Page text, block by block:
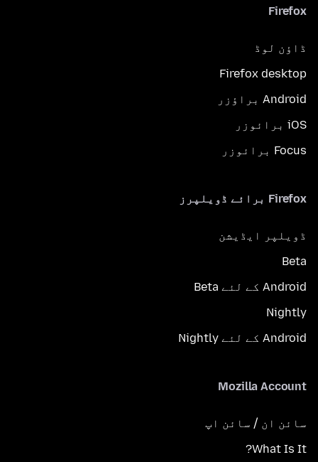
Firefox
ڈاؤن لوڈ
Firefox desktop
Android براؤزر
iOS برائوزر
Focus برائوزر
Firefox برائے ڈویلپرز
ڈویلپر ایڈیشن
Beta
Android کے لئے Beta
Nightly
Android کے لئے Nightly
Mozilla Account
سائن ان / سائن اپ
What Is It?